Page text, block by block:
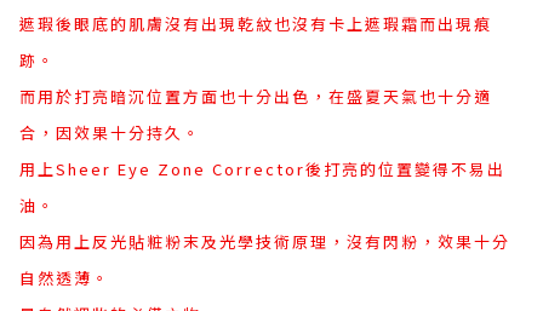
遮瑕後眼底的肌膚沒有出現乾紋也沒有卡上遮瑕霜而出現痕
跡。
而用於打亮暗沉位置方面也十分出色，在盛夏天氣也十分適
合，因效果十分持久。
用上Sheer Eye Zone Corrector後打亮的位置變得不易出
油。
因為用上反光貼粧粉末及光學技術原理，沒有閃粉，效果十分
自然透薄。